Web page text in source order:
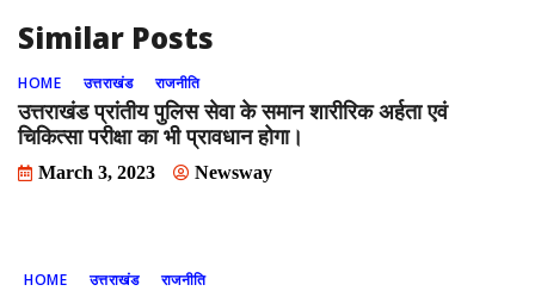
Similar Posts
HOME उत्तराखंड राजनीति
उत्तराखंड प्रांतीय पुलिस सेवा के समान शारीरिक अर्हता एवं
चिकित्सा परीक्षा का भी प्रावधान होगा।
March 3, 2023 Newsway
HOME उत्तराखंड राजनीति